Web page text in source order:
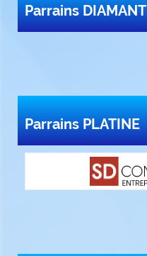
Parrains DIAMANT
Parrains PLATINE